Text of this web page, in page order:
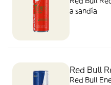
a sandía
Red Bull
Red Bull